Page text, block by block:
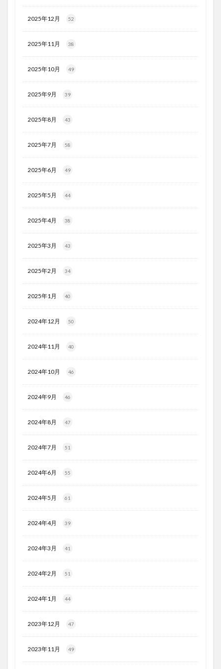
2025年12月 52
2025年11月 38
2025年10月 49
2025年9月 39
2025年8月 43
2025年7月 58
2025年6月 49
2025年5月 44
2025年4月 38
2025年3月 43
2025年2月 34
2025年1月 40
2024年12月 50
2024年11月 40
2024年10月 46
2024年9月 46
2024年8月 47
2024年7月 51
2024年6月 55
2024年5月 61
2024年4月 39
2024年3月 41
2024年2月 51
2024年1月 44
2023年12月 47
2023年11月 49